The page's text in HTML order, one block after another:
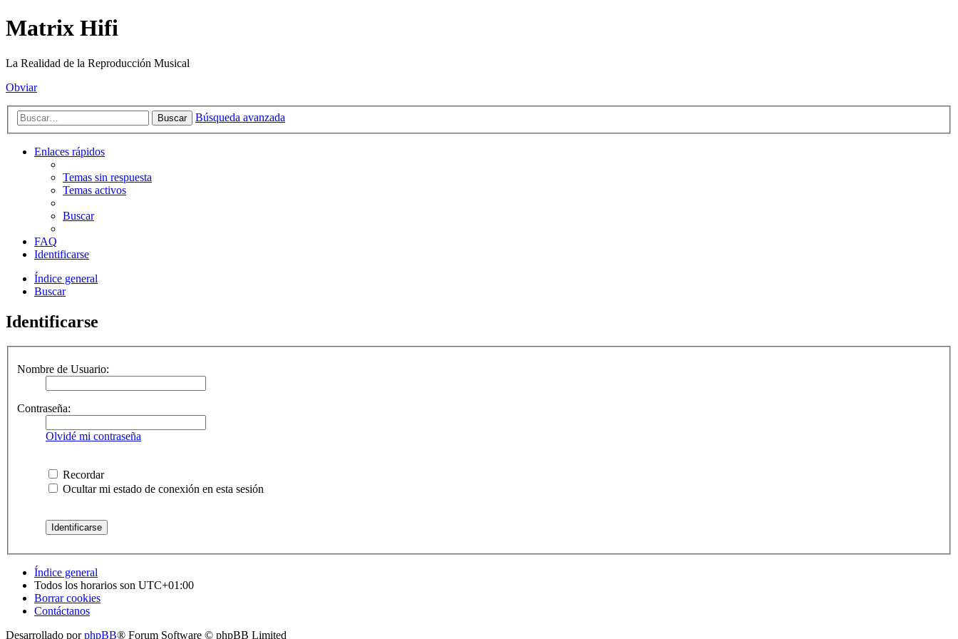
Matrix Hifi
La Realidad de la Reproducción Musical
Obviar
Buscar Búsqueda avanzada
Enlaces rápidos
Temas sin respuesta
Temas activos
Buscar
FAQ
Identificarse
Índice general
Buscar
Identificarse
Nombre de Usuario:
Contraseña:
Olvidé mi contraseña
Recordar
Ocultar mi estado de conexión en esta sesión
Índice general
Todos los horarios son UTC+01:00
Borrar cookies
Contáctanos
Desarrollado porphpBB® Forum Software © phpBB Limited